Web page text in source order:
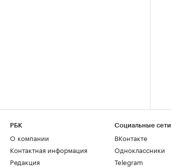
РБК
О компании
Контактная информация
Редакция
Социальные сети
ВКонтакте
Одноклассники
Telegram